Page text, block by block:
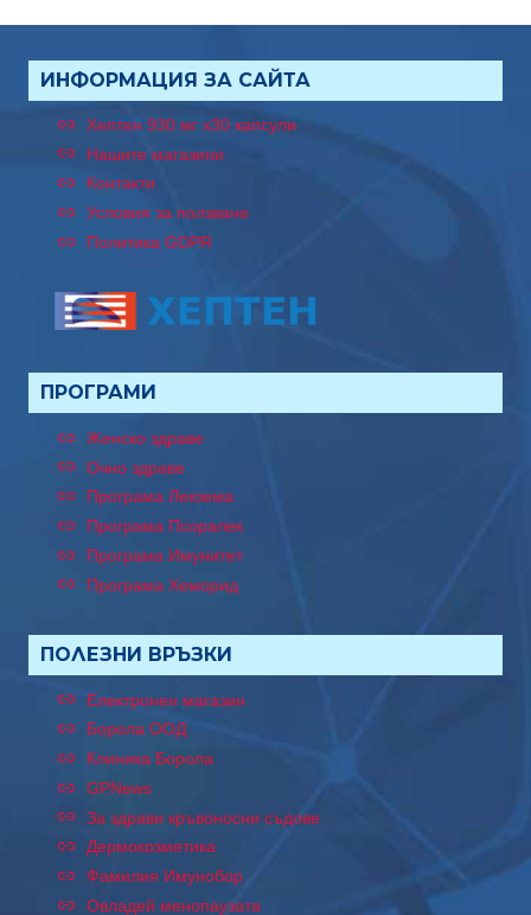
ИНФОРМАЦИЯ ЗА САЙТА
Хептен 930 мг x30 капсули
Нашите магазини
Контакти
Условия за ползване
Политика GDPR
ПРОГРАМИ
Женско здраве
Очно здраве
Програма Лекзема
Програма Псоралек
Програма Имунитет
Програма Хеморид
ПОЛЕЗНИ ВРЪЗКИ
Електронен магазин
Борола ООД
Клиника Борола
GPNews
За здрави кръвоносни съдове
Дермокозметика
Фамилия Имунобор
Овладей менопаузата